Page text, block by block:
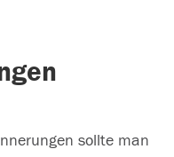
sollte man